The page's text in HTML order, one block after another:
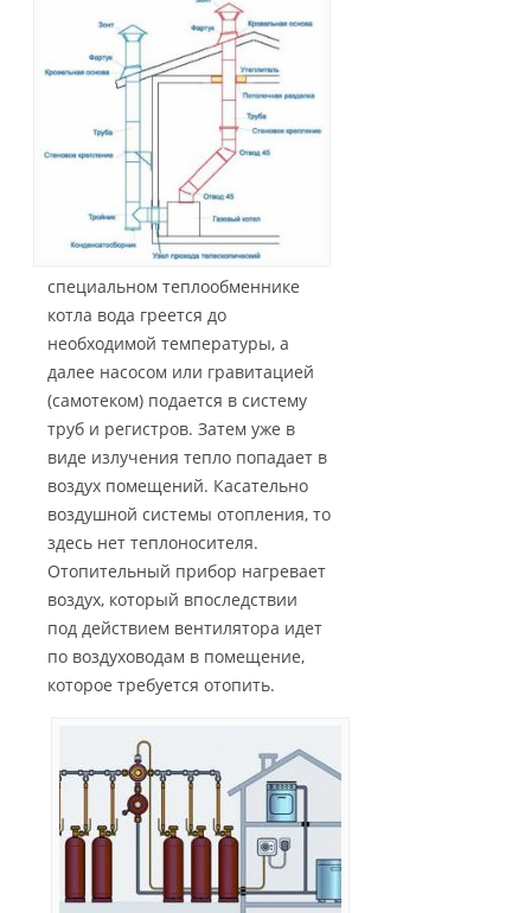
специальном теплообменнике
котла вода греется до
необходимой температуры, а
далее насосом или гравитацией
(самотеком) подается в систему
труб и регистров. Затем уже в
виде излучения тепло попадает в
воздух помещений. Касательно
воздушной системы отопления, то
здесь нет теплоносителя.
Отопительный прибор нагревает
воздух, который впоследствии
под действием вентилятора идет
по воздуховодам в помещение,
которое требуется отопить.